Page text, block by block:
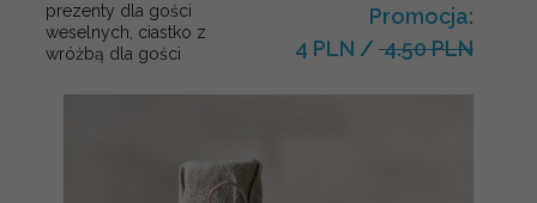
prezenty dla gości
weselnych, ciastko z
wróżbą dla gości
Promocja:
4 PLN / 4.50 PLN